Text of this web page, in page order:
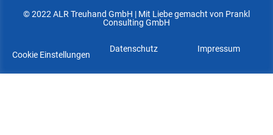
© 2022 ALR Treuhand GmbH | Mit Liebe gemacht von Prankl
Consulting GmbH
Cookie Einstellungen
Datenschutz Impressum